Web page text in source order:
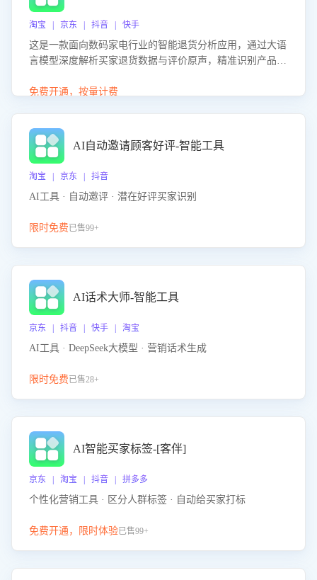
淘宝 | 京东 | 抖音 | 快手
这是一款面向数码家电行业的智能退货分析应用，通过大语
言模型深度解析买家退货数据与评价原声，精准识别产品质
改进建议，通过挖掘用户痛点驱动产品迭代，从根本上降低
免费开通，按量计费
AI自动邀请顾客好评-智能工具
淘宝 | 京东 | 抖音
AI工具 · 自动邀评 · 潜在好评买家识别
限时免费已售99+
AI话术大师-智能工具
京东 | 抖音 | 快手 | 淘宝
AI工具 · DeepSeek大模型 · 营销话术生成
限时免费已售28+
AI智能买家标签-[客伴]
京东 | 淘宝 | 抖音 | 拼多多
个性化营销工具 · 区分人群标签 · 自动给买家打标
免费开通，限时体验已售99+